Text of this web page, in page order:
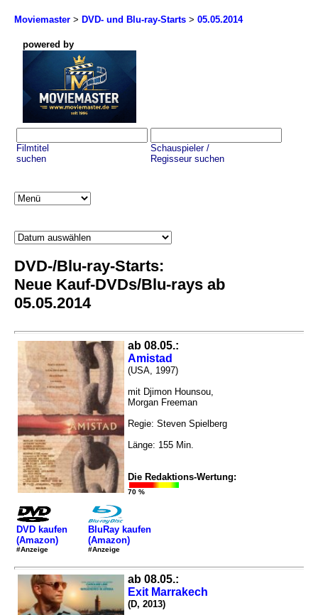
Moviemaster > DVD- und Blu-ray-Starts > 05.05.2014
powered by
Filmtitel
suchen
Schauspieler /
Regisseur suchen
DVD-/Blu-ray-Starts:
Neue Kauf-DVDs/Blu-rays ab
05.05.2014
ab 08.05.:
Amistad
(USA, 1997)
mit Djimon Hounsou,
Morgan Freeman
Regie: Steven Spielberg
Länge: 155 Min.
Die Redaktions-Wertung:
70 %
DVD kaufen
(Amazon)
#Anzeige
BluRay kaufen
(Amazon)
#Anzeige
ab 08.05.:
Exit Marrakech
(D, 2013)